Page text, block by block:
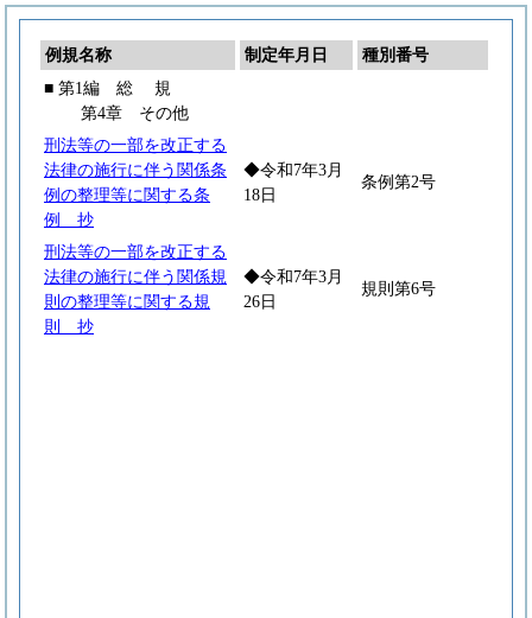
例規名称 制定年月日
種別番号
■ 第1編 総 規
第4章 その他
刑法等の一部を改正する
法律の施行に伴う関係条
例の整理等に関する条
例 抄
◆令和7年3月
18日
条例第2号
刑法等の一部を改正する
法律の施行に伴う関係規
則の整理等に関する規
則 抄
◆令和7年3月
26日
規則第6号